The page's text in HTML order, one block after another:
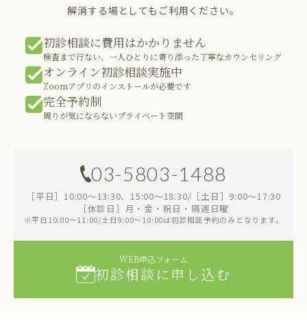
解消する場としてもご利用ください。
初診相談に費用はかかりません
検査まで行ない、一人ひとりに寄り添った丁寧なカウンセリング
オンライン初診相談実施中
Zoomアプリのインストールが必要です
完全予約制
周りが気にならないプライベート空間
03-5803-1488
［平日］10:00～13:30、15:00～18:30/［土日］9:00～17:30
［休診日］月・金・祝日・隔週日曜
※平日10:00～11:00/土日9:00～10:00は初診相談予約のみとなります。
WEB申込フォーム
初診相談に申し込む